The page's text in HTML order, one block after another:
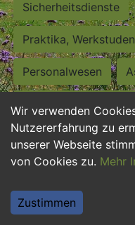
Wir verwenden
Nutzererfahrung zu
unserer Webseite
von Cookies zu. Mehr
Zustimmen
Sicherheitsdienste
Praktika,
Personalwesen
Hilfskräfte, Aushilfs-
Einkauf, Logistik,
Weiterbildung,
Tourismus